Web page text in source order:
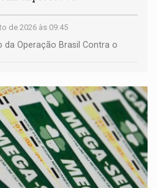
de 2026 às 09:45
Operação Brasil Contra o